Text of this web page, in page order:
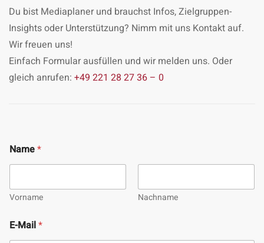
Du bist Mediaplaner und brauchst Infos, Zielgruppen-
Insights oder Unterstützung? Nimm mit uns Kontakt auf.
Wir freuen uns!
Einfach Formular ausfüllen und wir melden uns. Oder
gleich anrufen: +49 221 28 27 36 – 0
Name*
Vorname Nachname
o
m
E-Mail*